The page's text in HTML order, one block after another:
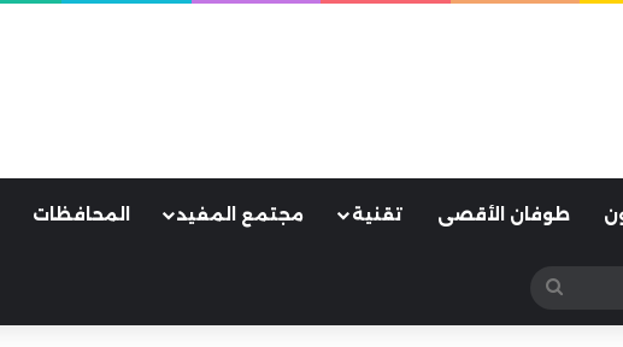
طوفان الأقصى تقنية مجتمع المفيد المحافظات
بحث
عن